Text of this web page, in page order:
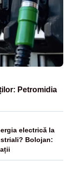
Petromidia
electrică la
Bolojan: